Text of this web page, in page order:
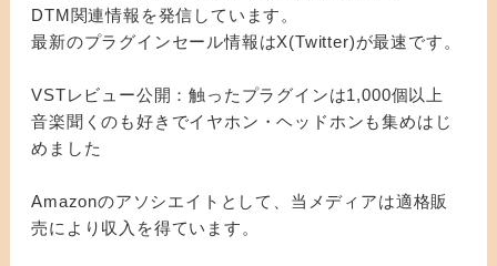
DTM関連情報を発信しています。
最新のプラグインセール情報はX(Twitter)が最速です。
VSTレビュー公開：触ったプラグインは1,000個以上
音楽聞くのも好きでイヤホン・ヘッドホンも集めはじ
めました
Amazonのアソシエイトとして、当メディアは適格販
売により収入を得ています。